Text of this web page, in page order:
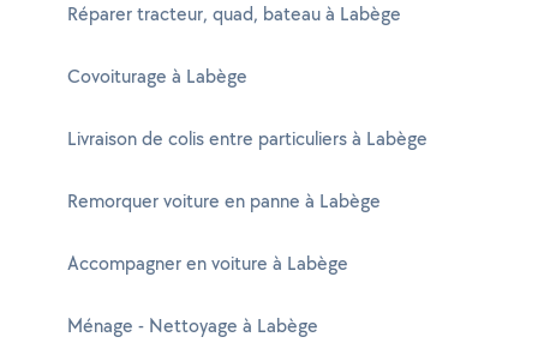
Réparer tracteur, quad, bateau à Labège
Covoiturage à Labège
Livraison de colis entre particuliers à Labège
Remorquer voiture en panne à Labège
Accompagner en voiture à Labège
Ménage - Nettoyage à Labège